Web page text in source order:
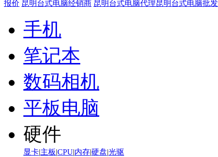
报价 昆明台式电脑经销商 昆明台式电脑代理昆明台式电脑批发
手机
笔记本
数码相机
平板电脑
硬件
显卡|主板|CPU|内存|硬盘|光驱